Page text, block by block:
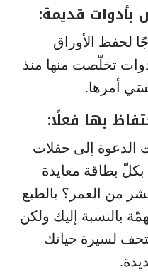
لحفظ الأوراق
تخلّصت منها منذ
أمرها.
الدعوة إلى حفلات
بطاقة معايدة
من العمر؟ بالطبع
بالنسبة إليك ولكن
لسيرة حياتك